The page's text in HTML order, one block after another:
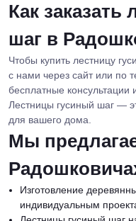
Как заказать
шаг в
Чтобы купить лестницу
с нами через сайт или по
бесплатные консультации
Лестницы гусиный шаг —
для вашего дома.
Мы
Изготовление
индивидуальным